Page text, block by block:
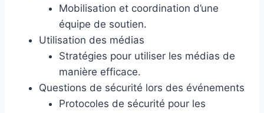
Mobilisation et coordination d’une
équipe de soutien.
Utilisation des médias
Stratégies pour utiliser les médias de
manière efficace.
Questions de sécurité lors des événements
Protocoles de sécurité pour les